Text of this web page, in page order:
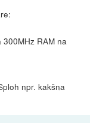
300MHz RAM na
npr. kakšna